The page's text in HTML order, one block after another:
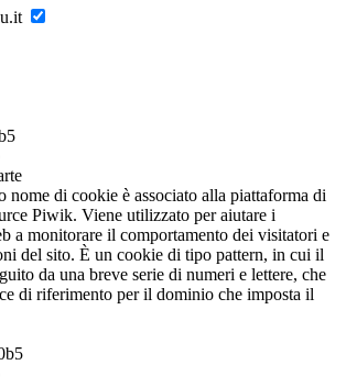
nome di cookie è associato alla piattaforma di
Piwik. Viene utilizzato per aiutare i
a monitorare il comportamento dei visitatori e
del sito. È un cookie di tipo pattern, in cui il
da una breve serie di numeri e lettere, che
di riferimento per il dominio che imposta il